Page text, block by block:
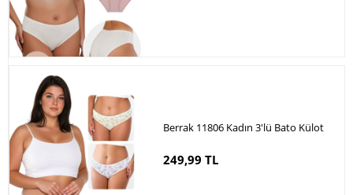
Berrak 11806 Kadın 3'lü Bato Külot
249,99 TL